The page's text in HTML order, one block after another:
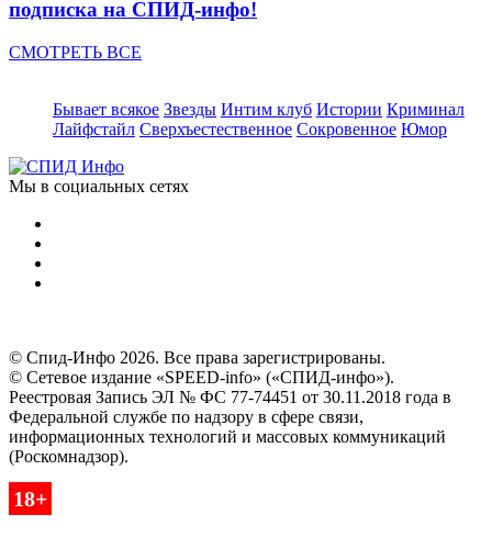
подписка на СПИД-инфо!
СМОТРЕТЬ ВСЕ
Бывает всякое Звезды Интим клуб Истории Криминал
Лайфстайл Сверхъестественное Сокровенное Юмор
Мы в социальных сетях
© Спид-Инфо 2026. Все права зарегистрированы.
© Сетевое издание «SPEED-info» («СПИД-инфо»).
Реестровая Запись ЭЛ № ФС 77-74451 от 30.11.2018 года в
Федеральной службе по надзору в сфере связи,
информационных технологий и массовых коммуникаций
(Роскомнадзор).
18+